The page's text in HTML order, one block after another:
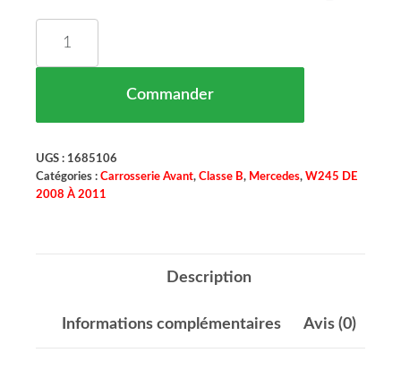
Commander
UGS : 1685106
Catégories : Carrosserie Avant, Classe B, Mercedes, W245 DE
2008 À 2011
Description
Informations complémentaires Avis (0)